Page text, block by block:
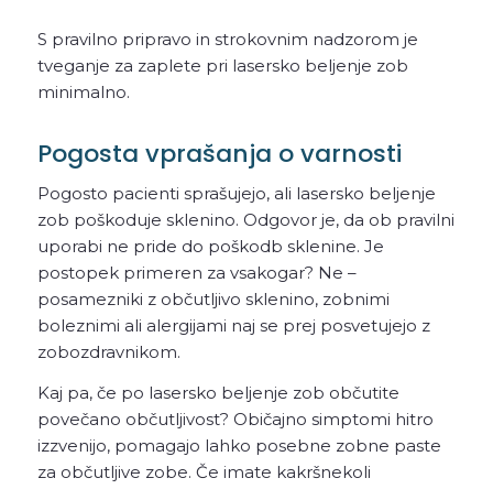
S pravilno pripravo in strokovnim nadzorom je
tveganje za zaplete pri lasersko beljenje zob
minimalno.
Pogosta vprašanja o varnosti
Pogosto pacienti sprašujejo, ali lasersko beljenje
zob poškoduje sklenino. Odgovor je, da ob pravilni
uporabi ne pride do poškodb sklenine. Je
postopek primeren za vsakogar? Ne –
posamezniki z občutljivo sklenino, zobnimi
boleznimi ali alergijami naj se prej posvetujejo z
zobozdravnikom.
Kaj pa, če po lasersko beljenje zob občutite
povečano občutljivost? Običajno simptomi hitro
izzvenijo, pomagajo lahko posebne zobne paste
za občutljive zobe. Če imate kakršnekoli